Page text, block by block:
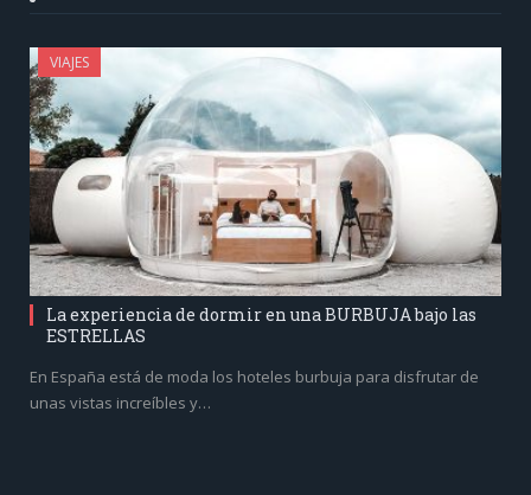
VIAJES
La experiencia de dormir en una BURBUJA bajo las
ESTRELLAS
En España está de moda los hoteles burbuja para disfrutar de
unas vistas increíbles y…